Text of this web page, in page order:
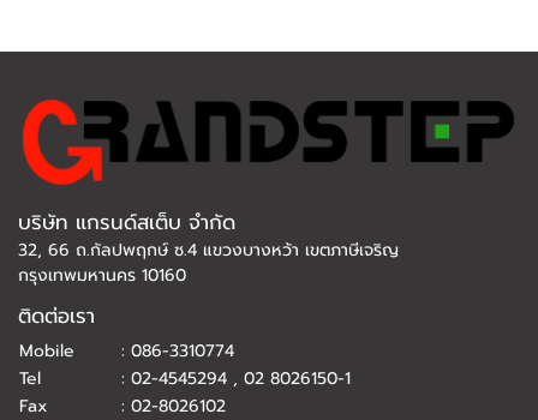
บริษัท แกรนด์สเต็บ จำกัด
32, 66 ถ.กัลปพฤกษ์ ซ.4 แขวงบางหว้า เขตภาษีเจริญ
กรุงเทพมหานคร 10160
ติดต่อเรา
Mobile : 086-3310774
Tel
: 02-4545294 , 02 8026150-1
Fax
: 02-8026102